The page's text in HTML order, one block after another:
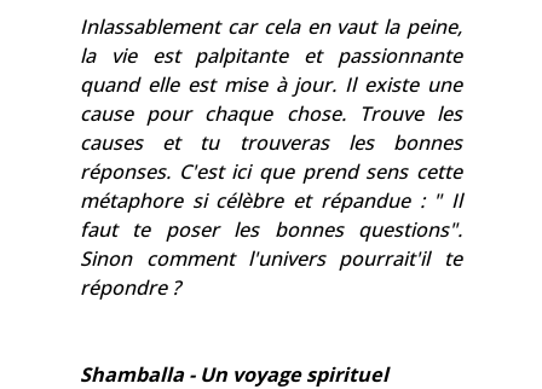
Inlassablement car cela en vaut la peine,
la vie est palpitante et passionnante
quand elle est mise à jour. Il existe une
cause pour chaque chose. Trouve les
causes et tu trouveras les bonnes
réponses. C'est ici que prend sens cette
métaphore si célèbre et répandue : " Il
faut te poser les bonnes questions".
Sinon comment l'univers pourrait'il te
répondre ?
Shamballa - Un voyage spirituel